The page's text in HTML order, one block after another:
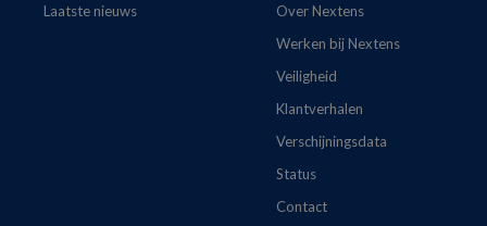
Laatste nieuws
Over Nextens
Werken bij Nextens
Veiligheid
Klantverhalen
Verschijningsdata
Status
Contact